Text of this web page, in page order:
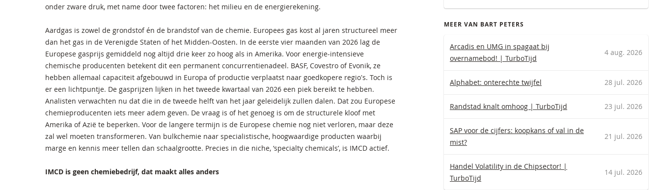
onder zware druk, met name door twee factoren: het milieu en de energierekening.
Aardgas is zowel de grondstof én de brandstof van de chemie. Europees gas kost al jaren structureel meer
dan het gas in de Verenigde Staten of het Midden-Oosten. In de eerste vier maanden van 2026 lag de
Europese gasprijs gemiddeld nog altijd drie keer zo hoog als in Amerika. Voor energie-intensieve
chemische producenten betekent dit een permanent concurrentienadeel. BASF, Covestro of Evonik, ze
hebben allemaal capaciteit afgebouwd in Europa of productie verplaatst naar goedkopere regio's. Toch is
er een lichtpuntje. De gasprijzen lijken in het tweede kwartaal van 2026 een piek bereikt te hebben.
Analisten verwachten nu dat die in de tweede helft van het jaar geleidelijk zullen dalen. Dat zou Europese
chemieproducenten iets meer adem geven. De vraag is of het genoeg is om de structurele kloof met
Amerika of Azië te beperken. Voor de langere termijn is de Europese chemie nog niet verloren, maar deze
zal wel moeten transformeren. Van bulkchemie naar specialistische, hoogwaardige producten waarbij
marge en kennis meer tellen dan schaalgrootte. Precies in die niche, ‘specialty chemicals’, is IMCD actief.
IMCD is geen chemiebedrijf, dat maakt alles anders
MEER VAN BART PETERS
Arcadis en UMG in spagaat bij
overnamebod! | TurboTijd
4 aug. 2026
Alphabet: onterechte twijfel 28 jul. 2026
Randstad knalt omhoog | TurboTijd 23 jul. 2026
SAP voor de cijfers: koopkans of val in de
mist?
21 jul. 2026
Handel Volatility in de Chipsector! |
TurboTijd
14 jul. 2026